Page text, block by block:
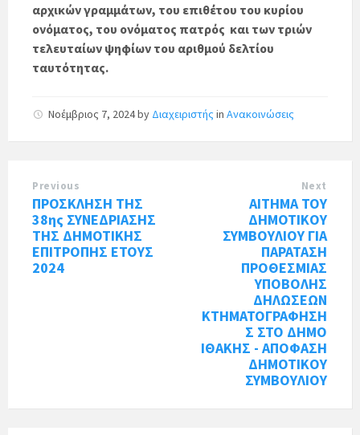
αρχικών γραμμάτων, του επιθέτου του κυρίου
ονόματος, του ονόματος πατρός και των τριών
τελευταίων ψηφίων του αριθμού δελτίου
ταυτότητας.
Νοέμβριος 7, 2024by Διαχειριστής in Ανακοινώσεις
Previous
ΠΡΟΣΚΛΗΣΗ ΤΗΣ
38ης ΣΥΝΕΔΡΙΑΣΗΣ
ΤΗΣ ΔΗΜΟΤΙΚΗΣ
ΕΠΙΤΡΟΠΗΣ ΕΤΟΥΣ
2024
Next
ΑΙΤΗΜΑ ΤΟΥ
ΔΗΜΟΤΙΚΟΥ
ΣΥΜΒΟΥΛΙΟΥ ΓΙΑ
ΠΑΡΑΤΑΣΗ
ΠΡΟΘΕΣΜΙΑΣ
ΥΠΟΒΟΛΗΣ
ΔΗΛΩΣΕΩΝ
ΚΤΗΜΑΤΟΓΡΑΦΗΣΗ
Σ ΣΤΟ ΔΗΜΟ
ΙΘΑΚΗΣ - ΑΠΟΦΑΣΗ
ΔΗΜΟΤΙΚΟΥ
ΣΥΜΒΟΥΛΙΟΥ